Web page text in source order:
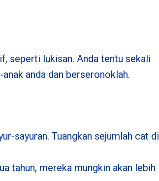
seperti lukisan. Anda tentu sekali
anda dan berseronoklah.
sayuran. Tuangkan sejumlah cat di
tahun, mereka mungkin akan lebih